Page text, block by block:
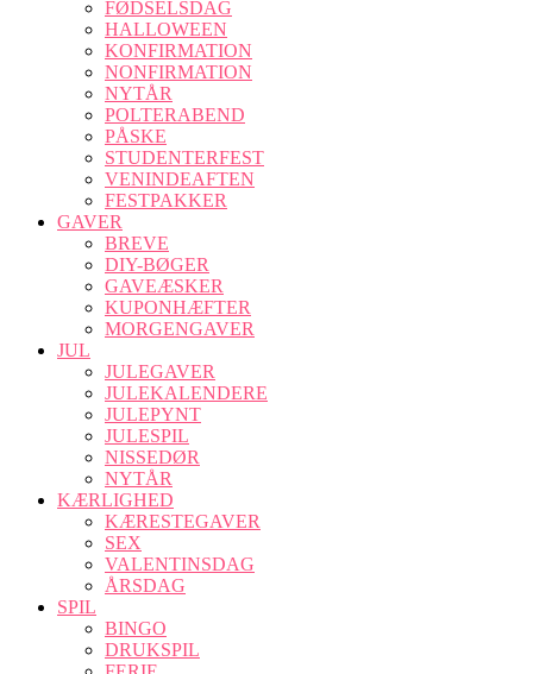
FØDSELSDAG
HALLOWEEN
KONFIRMATION
NONFIRMATION
NYTÅR
POLTERABEND
PÅSKE
STUDENTERFEST
VENINDEAFTEN
FESTPAKKER
GAVER
BREVE
DIY-BØGER
GAVEÆSKER
KUPONHÆFTER
MORGENGAVER
JUL
JULEGAVER
JULEKALENDERE
JULEPYNT
JULESPIL
NISSEDØR
NYTÅR
KÆRLIGHED
KÆRESTEGAVER
SEX
VALENTINSDAG
ÅRSDAG
SPIL
BINGO
DRUKSPIL